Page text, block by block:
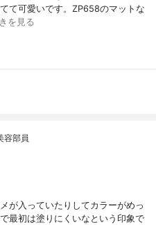
て可愛いです。ZP658のマットな
を見る
容部員
が入っていたりしてカラーがめっ
最初は塗りにくいなという印象で